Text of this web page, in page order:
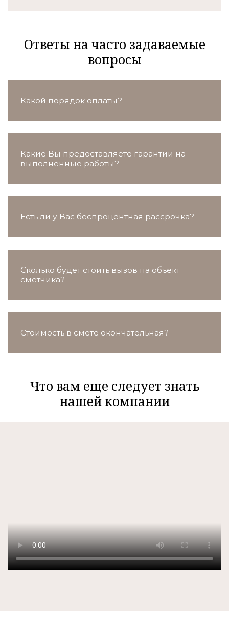
Ответы на часто задаваемые
вопросы
Какой порядок оплаты?
Какие Вы предоставляете гарантии на
выполненные работы?
Есть ли у Вас беспроцентная рассрочка?
Сколько будет стоить вызов на объект
сметчика?
Стоимость в смете окончательная?
Что вам еще следует знать
нашей компании